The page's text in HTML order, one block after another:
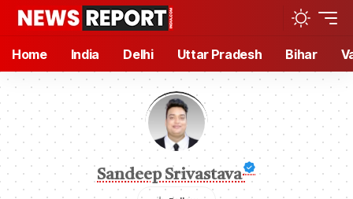
Home India Delhi Uttar Pradesh Bihar
Sandeep Srivastava